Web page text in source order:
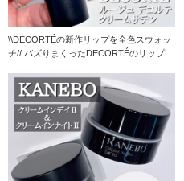
\\DECORTÉの新作リップを全色スウォッ
チ// バズりまくったDECORTÉのリップ